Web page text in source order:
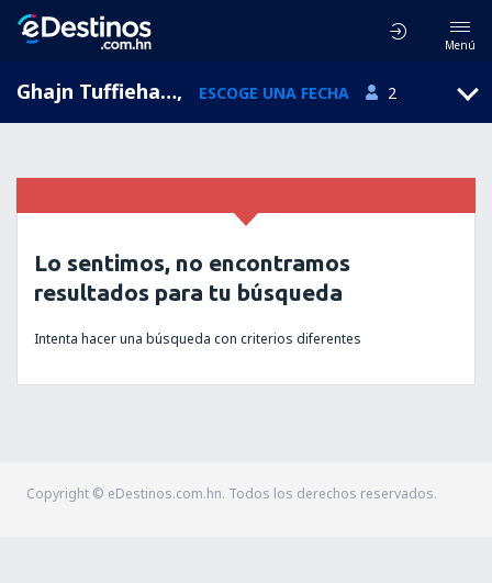
Menú
Ghajn Tuffieha, Isla de Malta, Malta, ESCOGE UNA FECHA 2
Lo sentimos, no encontramos
resultados para tu búsqueda
Intenta hacer una búsqueda con criterios diferentes
Copyright © eDestinos.com.hn. Todos los derechos reservados.